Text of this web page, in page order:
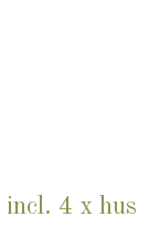
incl. 4 x hus